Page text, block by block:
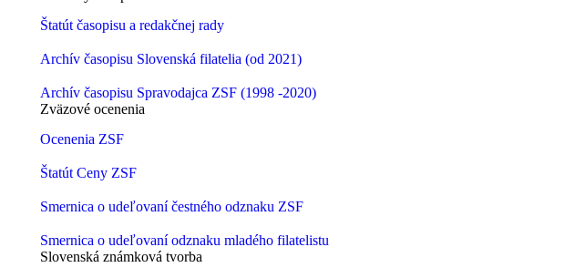
Štatút časopisu a redakčnej rady
Archív časopisu Slovenská filatelia (od 2021)
Archív časopisu Spravodajca ZSF (1998 -2020)
Zväzové ocenenia
Ocenenia ZSF
Štatút Ceny ZSF
Smernica o udeľovaní čestného odznaku ZSF
Smernica o udeľovaní odznaku mladého filatelistu
Slovenská známková tvorba